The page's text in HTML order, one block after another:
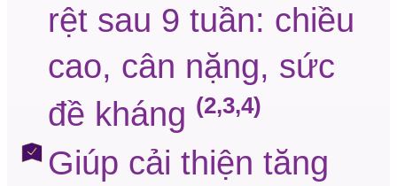
rệt sau 9 tuần: chiều
cao, cân nặng, sức
đề kháng (2,3,4)
Giúp cải thiện tăng